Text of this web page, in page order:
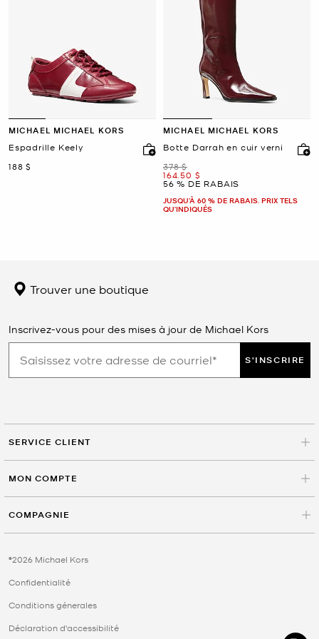
MICHAEL MICHAEL KORS
Espadrille Keely
maintenant
188 $
MICHAEL MICHAEL KORS
Botte Darrah en cuir verni
était
378 $
maintenant
164.50 $
56 % DE RABAIS
JUSQU’À 60 % DE RABAIS. PRIX TELS
QU'INDIQUÉS
Trouver une boutique
Inscrivez-vous pour des mises à jour de Michael Kors
S'INSCRIRE
SERVICE CLIENT
MON COMPTE
COMPAGNIE
©2026 Michael Kors
Confidentialité
Conditions génerales
Déclaration d'accessibilité